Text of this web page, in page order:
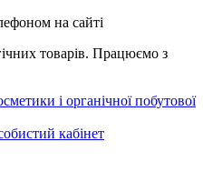
товарів. Працюємо з
кабінет